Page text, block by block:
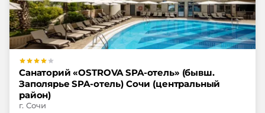
Санаторий «OSTROVA SPA-отель» (бывш.
Заполярье SPA-отель) Сочи (центральный
район)
г. Сочи